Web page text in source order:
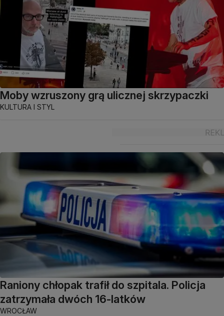
Moby wzruszony grą ulicznej skrzypaczki
KULTURA I STYL
Raniony chłopak trafił do szpitala. Policja
zatrzymała dwóch 16-latków
WROCŁAW